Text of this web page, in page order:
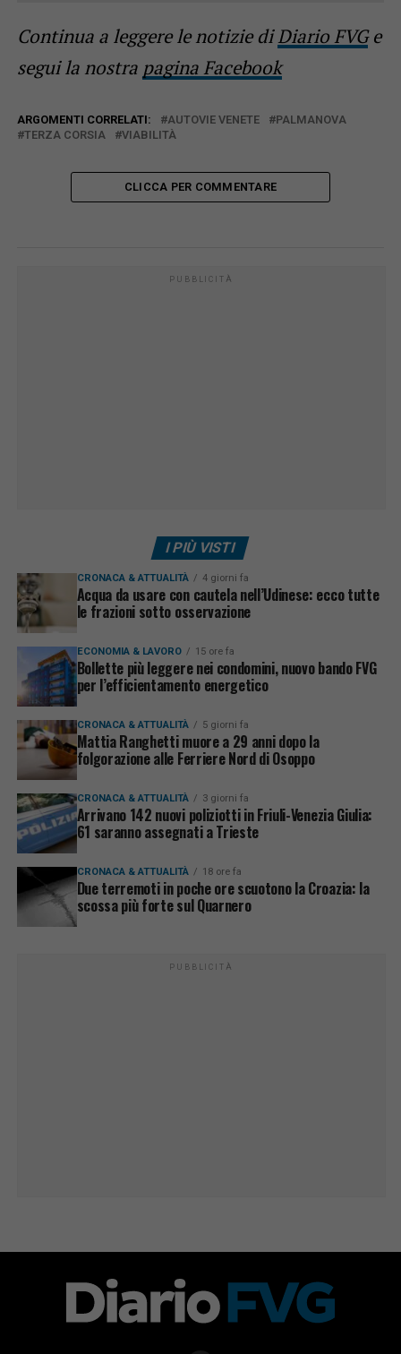
Continua a leggere le notizie diDiario FVGe
segui la nostra pagina Facebook
ARGOMENTI CORRELATI: AUTOVIE VENETE
PALMANOVA
TERZA CORSIA
VIABILITÀ
CLICCA PER COMMENTARE
PUBBLICITÀ
I PIÙ VISTI
CRONACA & ATTUALITÀ 4 giorni fa
Acqua da usare con cautela nell’Udinese: ecco tutte
le frazioni sotto osservazione
ECONOMIA & LAVORO 15 ore fa
Bollette più leggere nei condomini, nuovo bando FVG
per l’efficientamento energetico
CRONACA & ATTUALITÀ 5 giorni fa
Mattia Ranghetti muore a 29 anni dopo la
folgorazione alle Ferriere Nord di Osoppo
CRONACA & ATTUALITÀ 3 giorni fa
Arrivano 142 nuovi poliziotti in Friuli-Venezia Giulia:
61 saranno assegnati a Trieste
CRONACA & ATTUALITÀ 18 ore fa
Due terremoti in poche ore scuotono la Croazia: la
scossa più forte sul Quarnero
PUBBLICITÀ